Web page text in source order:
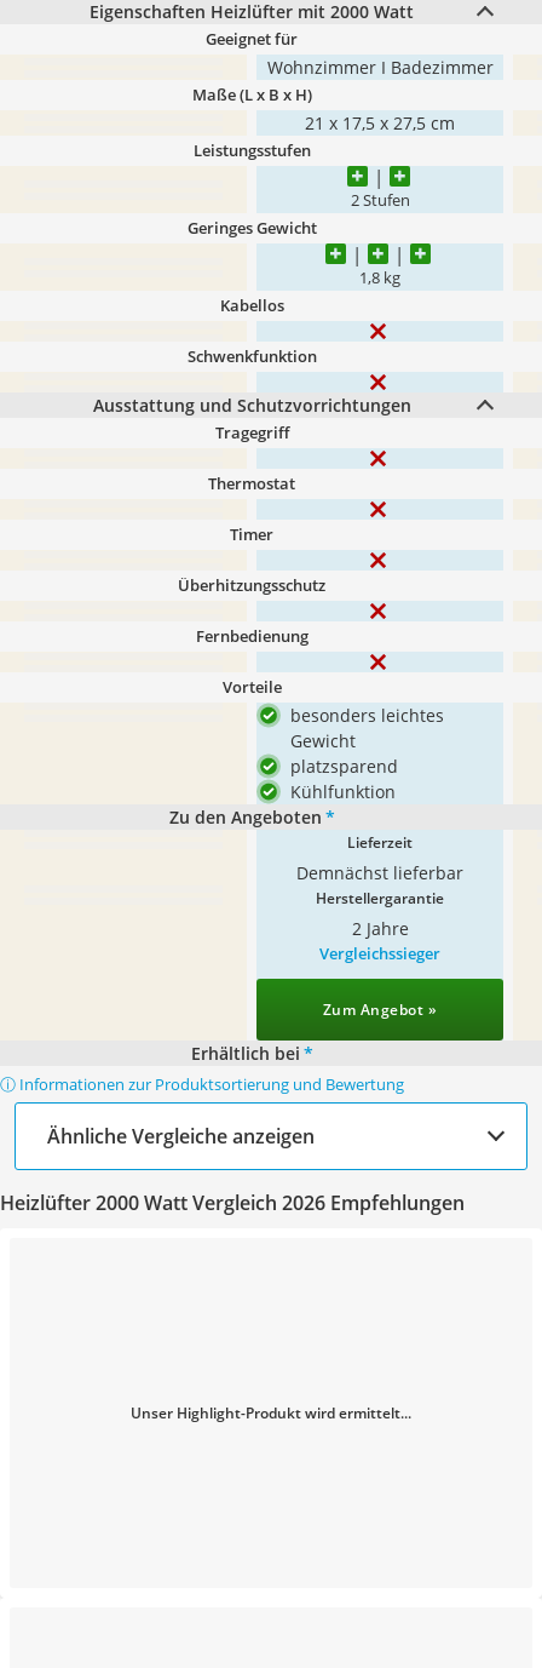
Eigenschaften Heizlüfter mit 2000 Watt
Geeignet für
Wohnzimmer I Badezimmer
Maße (L x B x H)
‎21 x 17,5 x 27,5 cm
Leistungsstufen
2 Stufen
Geringes Gewicht
1,8 kg
Kabellos
Schwenkfunktion
Ausstattung und Schutzvorrichtungen
Tragegriff
Thermostat
Timer
Überhitzungsschutz
Fernbedienung
Vorteile
besonders leichtes
Gewicht
platzsparend
Kühlfunktion
Zu den Angeboten *
Lieferzeit
Demnächst lieferbar
Herstellergarantie
2 Jahre
Vergleichssieger
Zum Angebot »
Erhältlich bei *
ⓘ Informationen zur Produktsortierung und Bewertung
Ähnliche Vergleiche anzeigen
Heizlüfter 2000 Watt Vergleich 2026 Empfehlungen
Unser Highlight-Produkt wird ermittelt...